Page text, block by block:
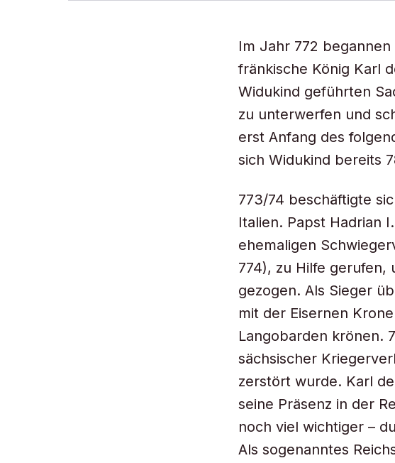
Im Jahr 772
fränkische König Karl
Widukind geführten
zu unterwerfen und
erst Anfang des
sich Widukind bereits
773/74 beschäftigte
Italien. Papst Hadrian
ehemaligen
774), zu Hilfe gerufen,
gezogen. Als Sieger
mit der Eisernen
Langobarden krönen.
sächsischer
zerstört wurde. Karl
seine Präsenz in der
noch viel wichtiger –
Als sogenanntes